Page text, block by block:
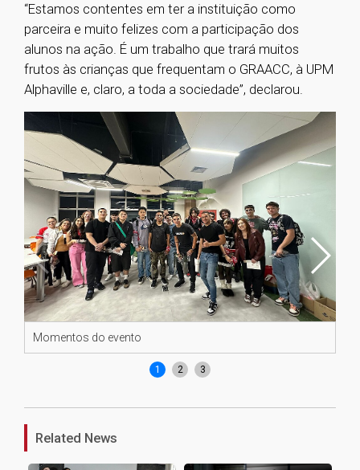
“Estamos contentes em ter a instituição como
parceira e muito felizes com a participação dos
alunos na ação. É um trabalho que trará muitos
frutos às crianças que frequentam o GRAACC, à UPM
Alphaville e, claro, a toda a sociedade”, declarou.
Momentos do evento
1 2 3
Related News